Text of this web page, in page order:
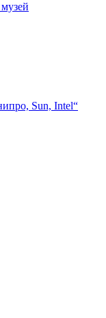
Sun, Intel“